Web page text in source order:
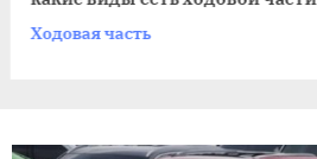
Ходовая часть